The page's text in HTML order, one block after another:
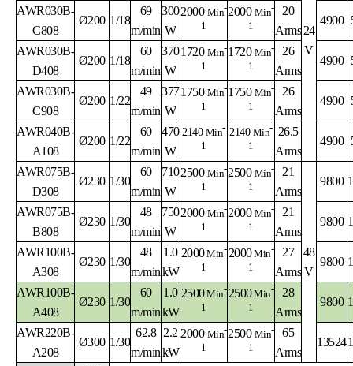
24
V
AWR030B-
C808
Ø200 1/18
69
m/min
300
W
2000 Min-
1
2000 Min-
1
20
Arms
4900
AWR030B-
D408
Ø200 1/18
60
m/min
370
W
1720 Min-
1
1720 Min-
1
26
Arms
4900
AWR030B-
C908
Ø200 1/22
49
m/min
377
W
1750 Min-
1
1750 Min-
1
26
Arms
4900
AWR040B-
A108
Ø200 1/22
60
m/min
470
W
2140 Min-
1
2140 Min-
1
26.5
Arms
4900
AWR075B-
D308
Ø230 1/30
60
m/min
710
W
2500 Min-
1
2500 Min-
1
21
Arms
48
V
9800
AWR075B-
B808
Ø230 1/30
48
m/min
750
W
2000 Min-
1
2000 Min-
1
21
Arms
9800
AWR100B-
A308
Ø230 1/30
48
m/min
1.0
kW
2000Min-
1
2000Min-
1
27
Arms
9800
AWR100B-
A408
Ø230 1/30
60
m/min
1.0
kW
2500Min-
1
2500Min-
1
28
Arms
9800
AWR220B-
A208
Ø300 1/30
62.8
m/min
2.2
kW
2000 Min-
1
2500 Min-
1
65
Arms
13524